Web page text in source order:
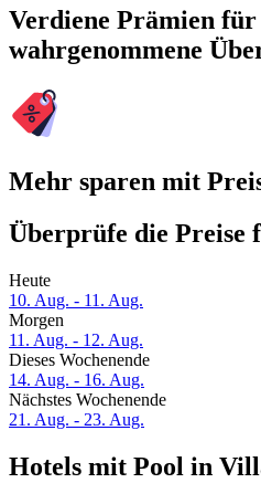
Verdiene Prämien für
wahrgenommene
Mehr sparen mit
Überprüfe die Preise
Heute
10. Aug. - 11. Aug.
Morgen
11. Aug. - 12. Aug.
Dieses Wochenende
14. Aug. - 16. Aug.
Nächstes Wochenende
21. Aug. - 23. Aug.
Hotels mit Pool in